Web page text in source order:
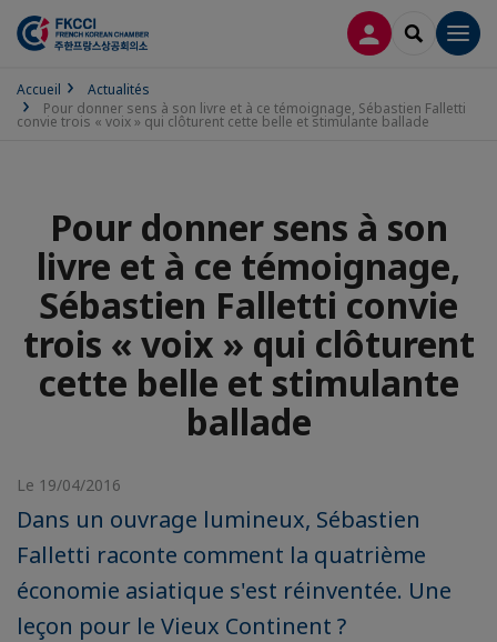
CONNEXION
Accueil
Actualités
Pour donner sens à son livre et à ce témoignage, Sébastien Falletti
convie trois « voix » qui clôturent cette belle et stimulante ballade
Pour donner sens à son
livre et à ce témoignage,
Sébastien Falletti convie
trois « voix » qui clôturent
cette belle et stimulante
ballade
Le 19/04/2016
Dans un ouvrage lumineux, Sébastien
Falletti raconte comment la quatrième
économie asiatique s'est réinventée. Une
leçon pour le Vieux Continent ?